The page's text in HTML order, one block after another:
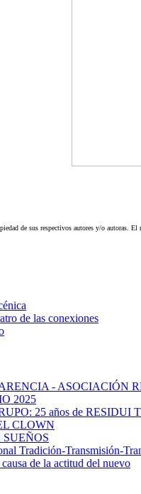
de sus respectivos autores y/o autoras. El
de las conexiones
- ASOCIACIÓN
2025
25 años de RESIDUI
CLOWN
Tradición-Transmisión-
de la actitud del nuevo